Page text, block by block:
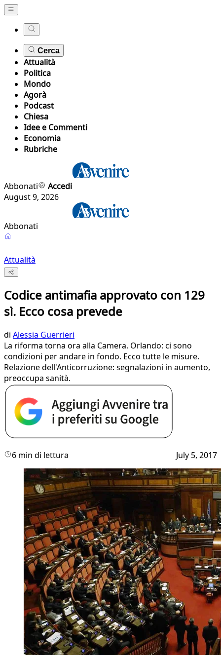
Cerca
Attualità
Politica
Mondo
Agorà
Podcast
Chiesa
Idee e Commenti
Economia
Rubriche
Abbonati
Accedi
August 9, 2026
Abbonati
Attualità
Codice antimafia approvato con 129
sì. Ecco cosa prevede
di Alessia Guerrieri
La riforma torna ora alla Camera. Orlando: ci sono
condizioni per andare in fondo. Ecco tutte le misure.
Relazione dell'Anticorruzione: segnalazioni in aumento,
preoccupa sanità.
6 min di lettura July 5, 2017